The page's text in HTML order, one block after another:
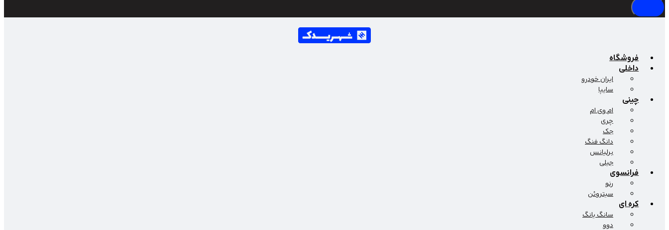
فروشگاه
داخلی
ایران خودرو
سایپا
چینی
ام وی ام
چری
جک
دانگ فنگ
برلیانس
جیلی
فرانسوی
رنو
سیتروئن
کره ای
سانگ یانگ
دوو